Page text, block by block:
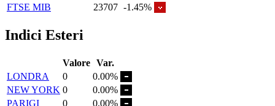
FTSE MIB
23707 -1.45%
Indici Esteri
Valore Var.
LONDRA
0
0.00%
NEW YORK 0
0.00%
PARIGI
0
0.00%